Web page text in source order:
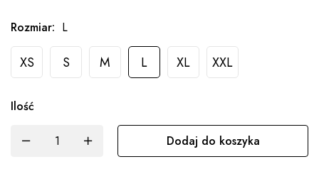
Rozmiar: L
XS S M L XL XXL
Ilość
Dodaj do koszyka